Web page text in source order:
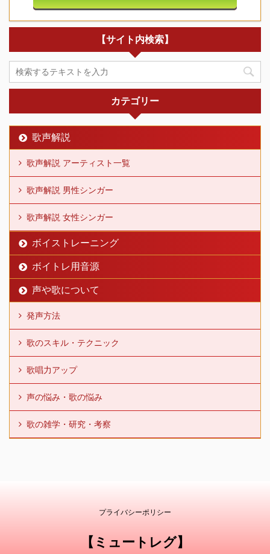
【サイト内検索】
カテゴリー
歌声解説
歌声解説 アーティスト一覧
歌声解説 男性シンガー
歌声解説 女性シンガー
ボイストレーニング
ボイトレ用音源
声や歌について
発声方法
歌のスキル・テクニック
歌唱力アップ
声の悩み・歌の悩み
歌の雑学・研究・考察
プライバシーポリシー
【ミュートレグ】